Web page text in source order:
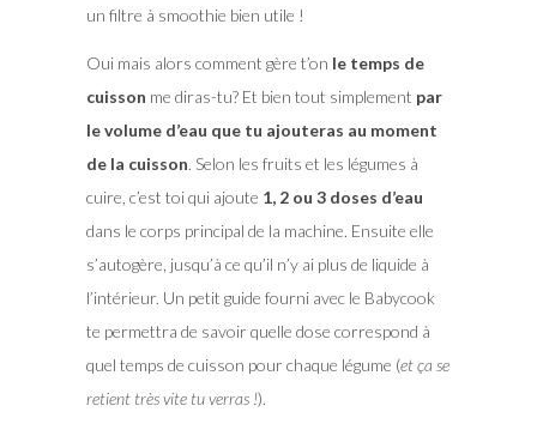
un filtre à smoothie bien utile !
Oui mais alors comment gère t’on le temps de
cuisson me diras-tu? Et bien tout simplement par
le volume d’eau que tu ajouteras au moment
de la cuisson. Selon les fruits et les légumes à
cuire, c’est toi qui ajoute 1, 2 ou 3 doses d’eau
dans le corps principal de la machine. Ensuite elle
s’autogère, jusqu’à ce qu’il n’y ai plus de liquide à
l’intérieur. Un petit guide fourni avec le Babycook
te permettra de savoir quelle dose correspond à
quel temps de cuisson pour chaque légume (et ça se
retient très vite tu verras !).